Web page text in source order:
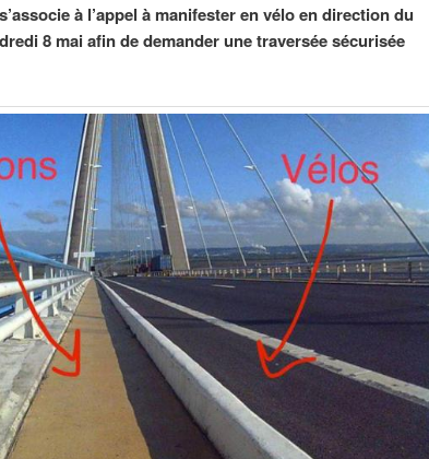
à l’appel à manifester en vélo en direction du
8 mai afin de demander une traversée sécurisée